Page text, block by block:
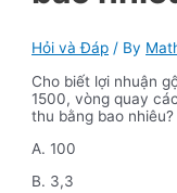
Hỏi và Đáp / By
Cho biết lợi nhuận
1500, vòng quay
thu bằng bao nhiêu?
A. 100
B. 3,3